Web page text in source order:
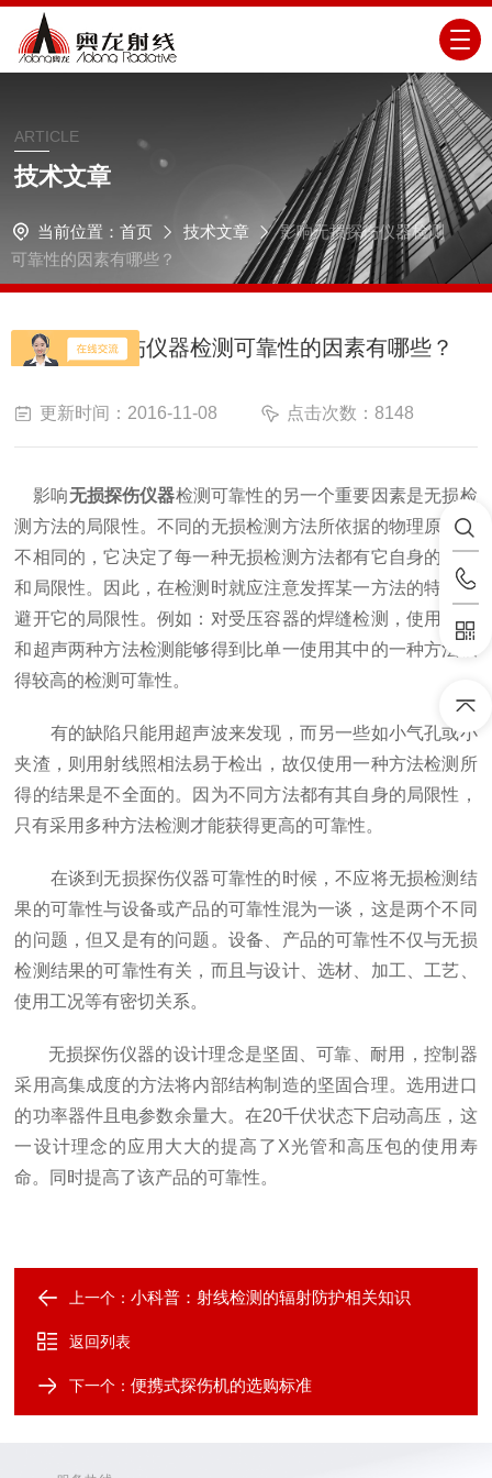
ARTICLE
技术文章
当前位置： 首页 技术文章
影响无损探伤仪器检测
可靠性的因素有哪些？
影响无损探伤仪器检测可靠性的因素有哪些？
更新时间：2016-11-08 点击次数：8148
影响无损探伤仪器检测可靠性的另一个重要因素是无损检
测方法的局限性。不同的无损检测方法所依据的物理原理是
不相同的，它决定了每一种无损检测方法都有它自身的特点
和局限性。因此，在检测时就应注意发挥某一方法的特点，
避开它的局限性。例如：对受压容器的焊缝检测，使用射线
和超声两种方法检测能够得到比单一使用其中的一种方法获
得较高的检测可靠性。
有的缺陷只能用超声波来发现，而另一些如小气孔或小
夹渣，则用射线照相法易于检出，故仅使用一种方法检测所
得的结果是不全面的。因为不同方法都有其自身的局限性，
只有采用多种方法检测才能获得更高的可靠性。
在谈到无损探伤仪器可靠性的时候，不应将无损检测结
果的可靠性与设备或产品的可靠性混为一谈，这是两个不同
的问题，但又是有的问题。设备、产品的可靠性不仅与无损
检测结果的可靠性有关，而且与设计、选材、加工、工艺、
使用工况等有密切关系。
无损探伤仪器的设计理念是坚固、可靠、耐用，控制器
采用高集成度的方法将内部结构制造的坚固合理。选用进口
的功率器件且电参数余量大。在20千伏状态下启动高压，这
一设计理念的应用大大的提高了X光管和高压包的使用寿
命。同时提高了该产品的可靠性。
上一个：小科普：射线检测的辐射防护相关知识
返回列表
下一个：便携式探伤机的选购标准